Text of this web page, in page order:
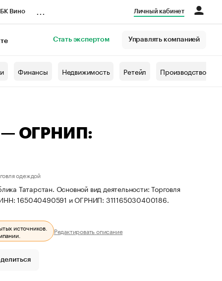
Вино Личный кабинет
Стать экспертом Управлять компанией
Финансы Недвижимость Ретейл Производство
— ОГРНИП:
одеждой
Татарстан. Основной вид деятельности: Торговля
ИНН: 165040490591 и ОГРНИП: 311165030400186.
источников.
Редактировать описание